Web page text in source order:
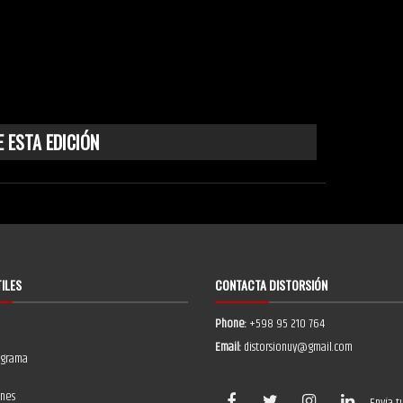
ESTA EDICIÓN
CONTACTA DISTORSIÓN
Phone:+598 95 210 764
Email:distorsionuy@gmail.com